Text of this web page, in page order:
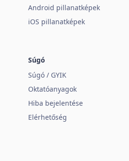
Android pillanatképek
iOS pillanatképek
Súgó
Súgó / GYIK
Oktatóanyagok
Hiba bejelentése
Elérhetőség